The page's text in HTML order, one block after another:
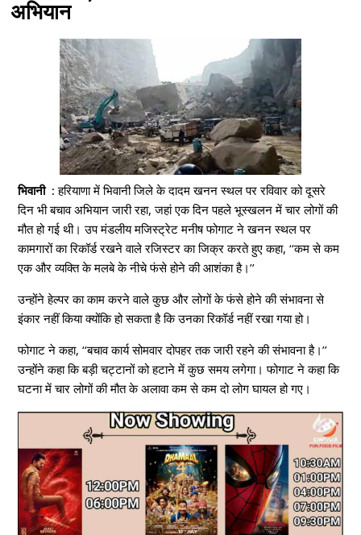
अभियान
भिवानी : हरियाणा में भिवानी जिले के दादम खनन स्थल पर रविवार को दूसरे
दिन भी बचाव अभियान जारी रहा, जहां एक दिन पहले भूस्खलन में चार लोगों की
मौत हो गई थी।उप मंडलीय मजिस्ट्रेट मनीष फोगाट ने खनन स्थल पर
कामगारों का रिकॉर्ड रखने वाले रजिस्टर का जिक्र करते हुए कहा, ‘‘कम से कम
एक और व्यक्ति के मलबे के नीचे फंसे होने की आशंका है।’’
उन्होंने हेल्पर का काम करने वाले कुछ और लोगों के फंसे होने की संभावना से
इंकार नहीं किया क्योंकि हो सकता है कि उनका रिकॉर्ड नहीं रखा गया हो।
फोगाट ने कहा, ‘‘बचाव कार्य सोमवार दोपहर तक जारी रहने की संभावना है।’’
उन्होंने कहा कि बड़ी चट्टानों को हटाने में कुछ समय लगेगा। फोगाट ने कहा कि
घटना में चार लोगों की मौत के अलावा कम से कम दो लोग घायल हो गए।